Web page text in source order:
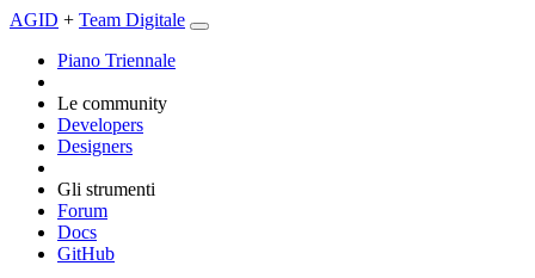
AGID + Team Digitale
Piano Triennale
Le community
Developers
Designers
Gli strumenti
Forum
Docs
GitHub